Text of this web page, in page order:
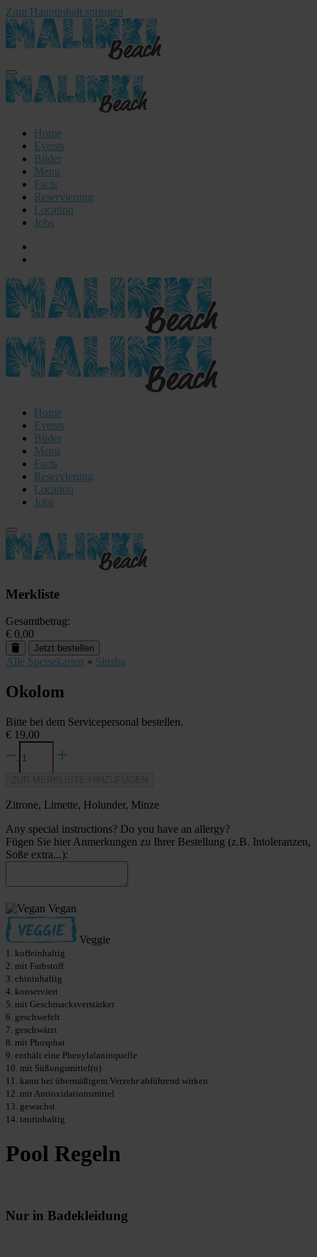
Zum Hauptinhalt springen
Home
Events
Bilder
Menu
Facts
Reservierung
Location
Jobs
Home
Events
Bilder
Menu
Facts
Reservierung
Location
Jobs
Merkliste
Gesamtbetrag:
€ 0,00
Jetzt bestellen
Alle Speisekarten » Shisha
Okolom
Bitte bei dem Servicepersonal bestellen.
€ 19,00
Zitrone, Limette, Holunder, Minze
Any special instructions? Do you have an allergy?
Fügen Sie hier Anmerkungen zu Ihrer Bestellung (z.B. Intoleranzen,
Soße extra...):
Vegan
Veggie
1. koffeinhaltig
2. mit Farbstoff
3. chininhaltig
4. konserviert
5. mit Geschmacksverstärker
6. geschwefelt
7. geschwärzt
8. mit Phosphat
9. enthält eine Phenylalaninquelle
10. mit Süßungsmittel(n)
11. kann bei übermäßigem Verzehr abführend wirken
12. mit Antioxidationsmittel
13. gewachst
14. taurinhaltig
Pool Regeln
Nur in Badekleidung